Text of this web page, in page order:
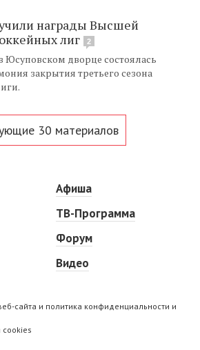
награды Высшей
лиг
2
Юсуповском дворце состоялась
закрытия третьего сезона
30 материалов
Афиша
ТВ-Программа
Форум
Видео
сайта и политика конфиденциальности и
cookies